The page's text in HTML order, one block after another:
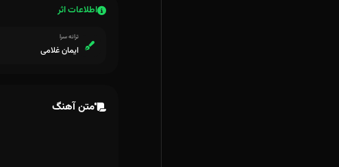
اطلاعات اثر
ترانه سرا
ایمان غلامی
متن آهنگ